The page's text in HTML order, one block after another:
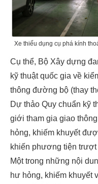
Xe thiếu dụng cụ phá kính
Cụ thể, Bộ Xây dựng
kỹ thuật quốc gia về
thông đường bộ (thay
Dự thảo Quy chuẩn kỹ
giới tham gia giao
hỏng, khiếm khuyết
khiến phương tiện trượt
Một trong những nội
hư hỏng, khiếm khuyết